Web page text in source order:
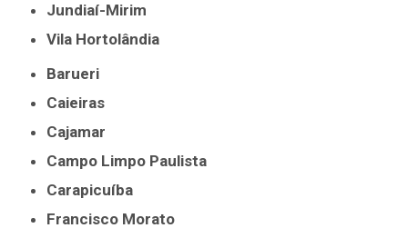
Jundiaí-Mirim
Vila Hortolândia
Barueri
Caieiras
Cajamar
Campo Limpo Paulista
Carapicuíba
Francisco Morato